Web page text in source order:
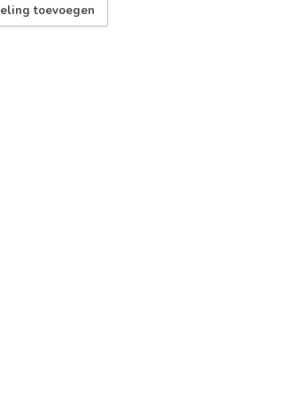
toevoegen